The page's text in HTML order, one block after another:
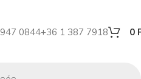
0844+36 1 387 7918 0